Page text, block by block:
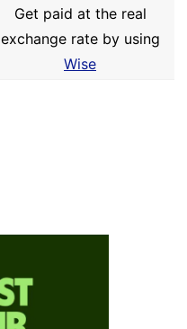
Get paid at the real
exchange rate by using
Wise